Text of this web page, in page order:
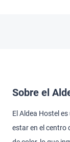
Sobre el
El Aldea Hostel
estar en el centro